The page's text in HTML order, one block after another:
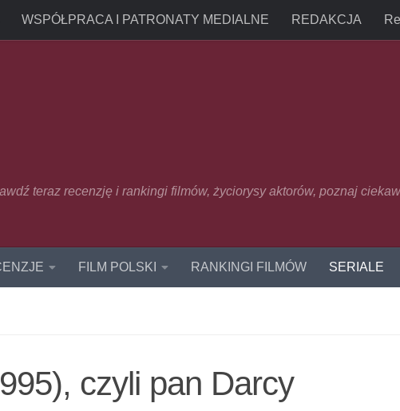
WSPÓŁPRACA I PATRONATY MEDIALNE REDAKCJA
teraz recenzję i rankingi filmów, życiorysy aktorów, poznaj
FILM POLSKI RANKINGI FILMÓW SERIALE
czyli pan Darcy